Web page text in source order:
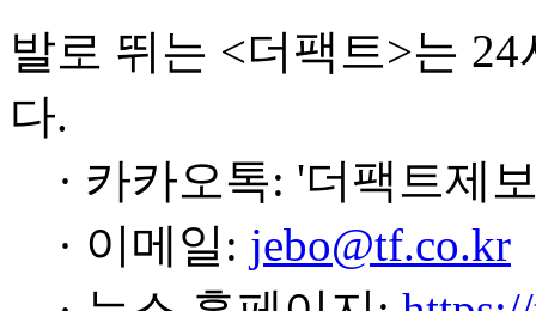
발로 뛰는 <더팩트>는
다.
· 카카오톡: '더팩트제
· 이메일: jebo@tf.co.kr